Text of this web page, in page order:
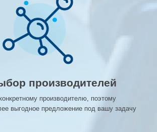
производителей
производителю, поэтому
выгодное предложение под вашу задачу